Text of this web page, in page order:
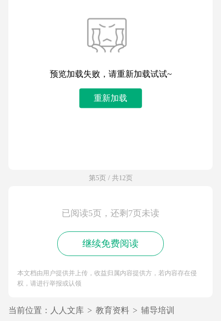
预览加载失败，请重新加载试试~
重新加载
第5页 / 共12页
已阅读5页，还剩7页未读
继续免费阅读
本文档由用户提供并上传，收益归属内容提供方，若内容存在侵
权，请进行举报或认领
当前位置： 人人文库 > 教育资料 > 辅导培训